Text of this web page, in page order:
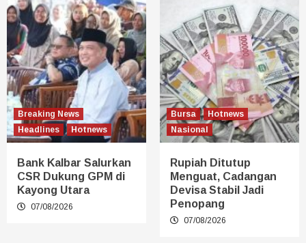
Breaking News
Headlines
Hotnews
Bank Kalbar Salurkan
CSR Dukung GPM di
Kayong Utara
07/08/2026
Bursa
Hotnews
Nasional
Rupiah Ditutup
Menguat, Cadangan
Devisa Stabil Jadi
Penopang
07/08/2026